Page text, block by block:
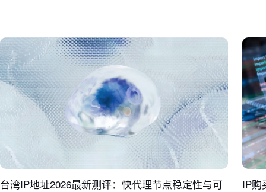
台湾IP地址2026最新测评：快代理节点稳定性与可
IP购